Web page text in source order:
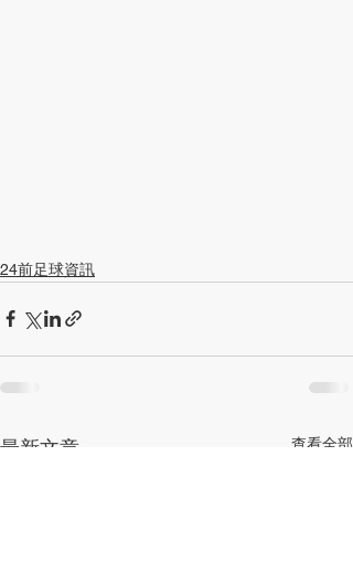
24前足球資訊
最新文章 查看全部